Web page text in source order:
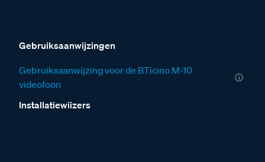
Gebruiksaanwijzingen
Gebruiksaanwijzing voor de BTicino M-10
videofoon
Installatiewijzers